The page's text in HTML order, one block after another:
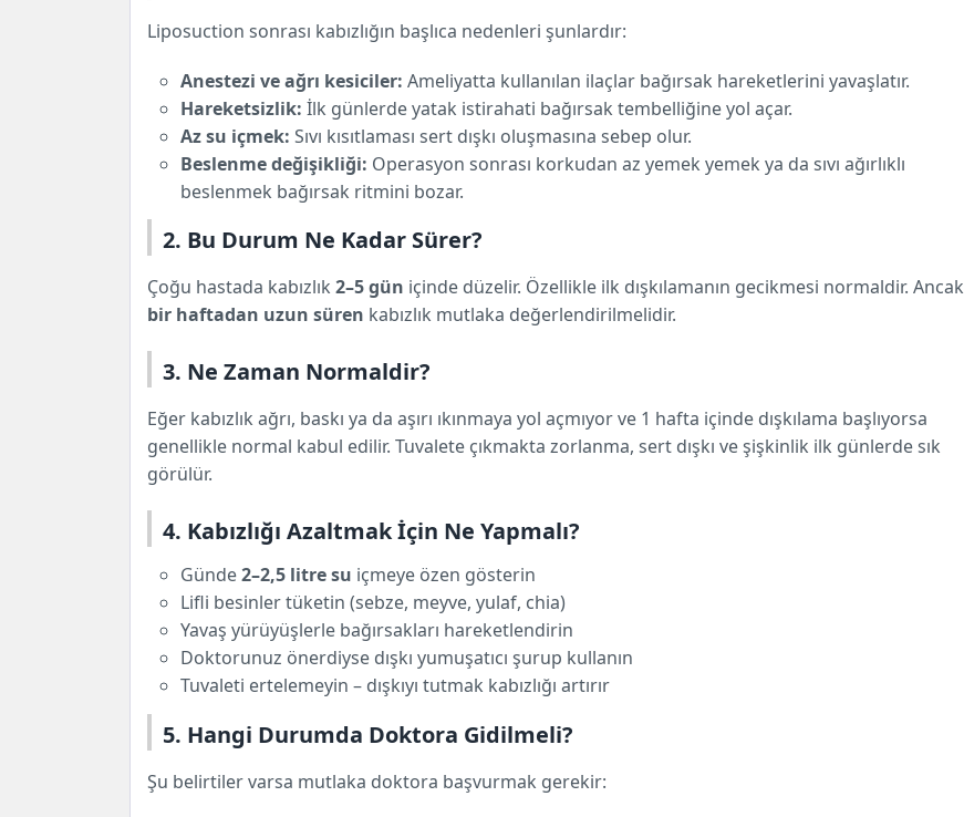
Liposuction sonrası kabızlığın başlıca nedenleri şunlardır:
Anestezi ve ağrı kesiciler: Ameliyatta kullanılan ilaçlar bağırsak hareketlerini yavaşlatır.
Hareketsizlik: İlk günlerde yatak istirahati bağırsak tembelliğine yol açar.
Az su içmek: Sıvı kısıtlaması sert dışkı oluşmasına sebep olur.
Beslenme değişikliği: Operasyon sonrası korkudan az yemek yemek ya da sıvı ağırlıklı
beslenmek bağırsak ritmini bozar.
2. Bu Durum Ne Kadar Sürer?
Çoğu hastada kabızlık 2–5 gün içinde düzelir. Özellikle ilk dışkılamanın gecikmesi normaldir. Ancak
bir haftadan uzun süren kabızlık mutlaka değerlendirilmelidir.
3. Ne Zaman Normaldir?
Eğer kabızlık ağrı, baskı ya da aşırı ıkınmaya yol açmıyor ve 1 hafta içinde dışkılama başlıyorsa
genellikle normal kabul edilir. Tuvalete çıkmakta zorlanma, sert dışkı ve şişkinlik ilk günlerde sık
görülür.
4. Kabızlığı Azaltmak İçin Ne Yapmalı?
Günde2–2,5 litre su içmeye özen gösterin
Lifli besinler tüketin (sebze, meyve, yulaf, chia)
Yavaş yürüyüşlerle bağırsakları hareketlendirin
Doktorunuz önerdiyse dışkı yumuşatıcı şurup kullanın
Tuvaleti ertelemeyin – dışkıyı tutmak kabızlığı artırır
5. Hangi Durumda Doktora Gidilmeli?
Şu belirtiler varsa mutlaka doktora başvurmak gerekir: